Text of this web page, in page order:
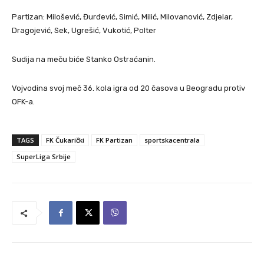
Partizan: Milošević, Đurđević, Simić, Milić, Milovanović, Zdjelar,
Dragojević, Sek, Ugrešić, Vukotić, Polter
Sudija na meču biće Stanko Ostraćanin.
Vojvodina svoj meč 36. kola igra od 20 časova u Beogradu protiv
OFK-a.
TAGS FK Čukarički FK Partizan
sportskacentrala
SuperLiga Srbije